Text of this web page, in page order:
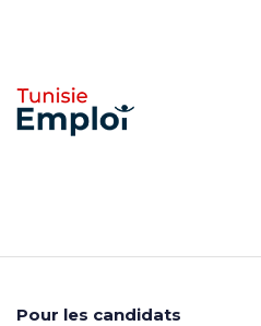
Pour les candidats